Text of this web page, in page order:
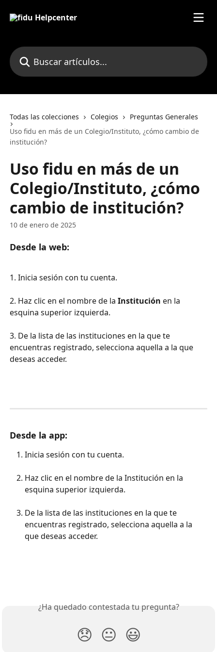
Buscar artículos...
Todas las colecciones Colegios
Preguntas Generales
Uso fidu en más de un Colegio/Instituto, ¿cómo cambio de
institución?
Uso fidu en más de un
Colegio/Instituto, ¿cómo
cambio de institución?
10 de enero de 2025
Desde la web:
1. Inicia sesión con tu cuenta.
2. Haz clic en el nombre de la Institución en la
esquina superior izquierda.
3. De la lista de las instituciones en la que te
encuentras registrado, selecciona aquella a la que
deseas acceder.
Desde la app:
Inicia sesión con tu cuenta.
Haz clic en el nombre de la Institución en la
esquina superior izquierda.
De la lista de las instituciones en la que te
encuentras registrado, selecciona aquella a la
que deseas acceder.
¿Ha quedado contestada tu pregunta?
😞 😐 😃